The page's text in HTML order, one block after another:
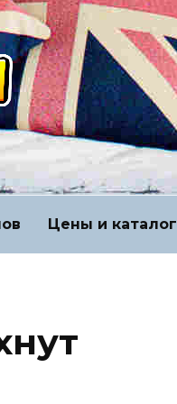
Цены и каталог